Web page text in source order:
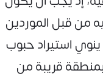
من قبل الموردين
استيراد حبوب
قريبة من